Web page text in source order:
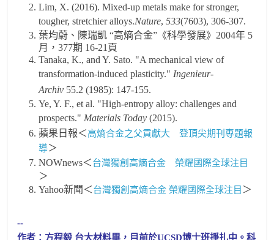
Lim, X. (2016). Mixed-up metals make for stronger,
tougher, stretchier alloys.Nature,533(7603), 306-307.
葉均蔚、陳瑞凱 “高熵合金”《科學發展》2004年 5
月，377期 16-21頁
Tanaka, K., and Y. Sato. "A mechanical view of
transformation-induced plasticity." Ingenieur-
Archiv 55.2 (1985): 147-155.
Ye, Y. F., et al. "High-entropy alloy: challenges and
prospects." Materials Today(2015).
蘋果日報＜高熵合金之父貢獻大 登頂尖期刊專題報
導＞
NOWnews＜台灣獨創高熵合金 榮耀國際全球注目
＞
Yahoo新聞＜台灣獨創高熵合金 榮耀國際全球注目 ＞
--
作者：方程毅 台大材料畢，目前於UCSD博士班掙扎中。科